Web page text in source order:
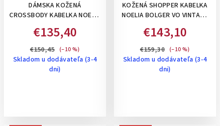
DÁMSKA KOŽENÁ
CROSSBODY KABELKA NOELIA
PREŠÍVANÍM, STREDNÁ-
ČIERNA
€135,40
€150,45 (–10 %)
Skladom u dodávateľa (3-4
dni)
KOŽENÁ SHOPPER KABELKA
NOELIA BOLGER VO VINTAGE
€143,10
€159,30 (–10 %)
Skladom u dodávateľa (3-4
dni)